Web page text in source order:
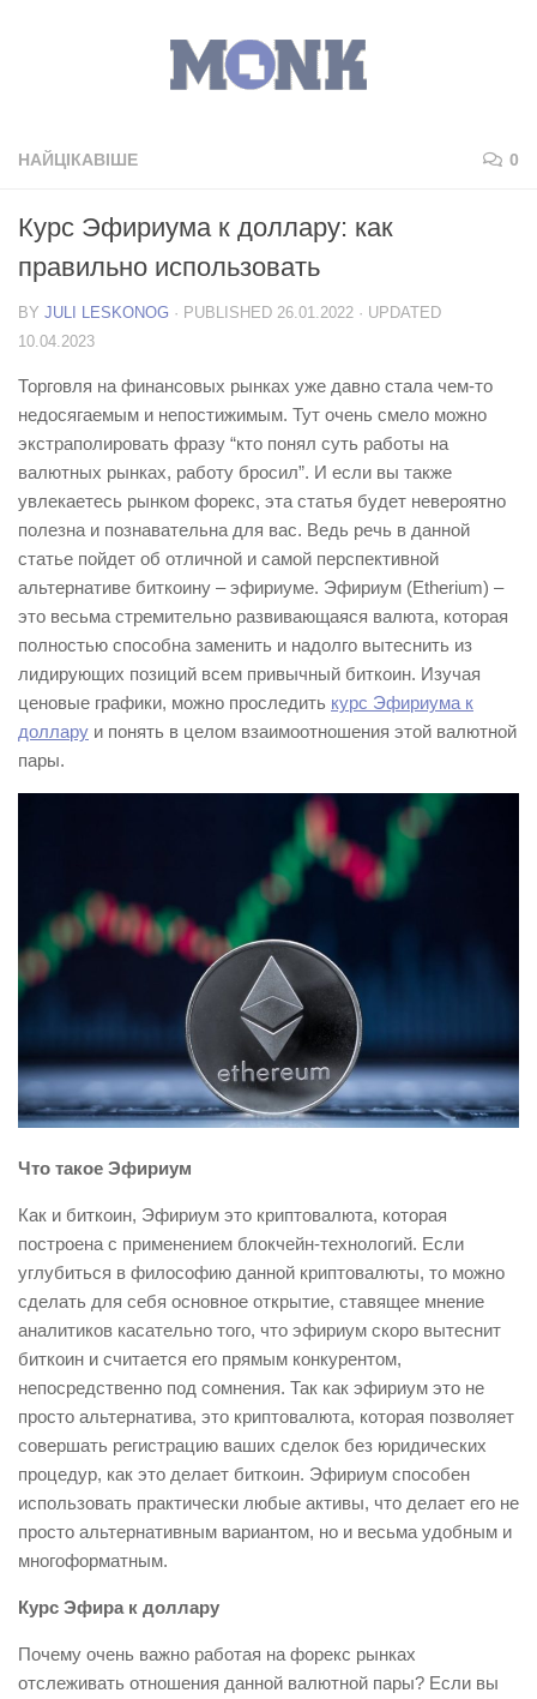
НАЙЦІКАВІШЕ 0
Курс Эфириума к доллару: как
правильно использовать
BY JULI LESKONOG · PUBLISHED 26.01.2022 · UPDATED
10.04.2023
Торговля на финансовых рынках уже давно стала чем-то
недосягаемым и непостижимым. Тут очень смело можно
экстраполировать фразу “кто понял суть работы на
валютных рынках, работу бросил”. И если вы также
увлекаетесь рынком форекс, эта статья будет невероятно
полезна и познавательна для вас. Ведь речь в данной
статье пойдет об отличной и самой перспективной
альтернативе биткоину – эфириуме. Эфириум (Etherium) –
это весьма стремительно развивающаяся валюта, которая
полностью способна заменить и надолго вытеснить из
лидирующих позиций всем привычный биткоин. Изучая
ценовые графики, можно проследить курс Эфириума к
доллару и понять в целом взаимоотношения этой валютной
пары.
Что такое Эфириум
Как и биткоин, Эфириум это криптовалюта, которая
построена с применением блокчейн-технологий. Если
углубиться в философию данной криптовалюты, то можно
сделать для себя основное открытие, ставящее мнение
аналитиков касательно того, что эфириум скоро вытеснит
биткоин и считается его прямым конкурентом,
непосредственно под сомнения. Так как эфириум это не
просто альтернатива, это криптовалюта, которая позволяет
совершать регистрацию ваших сделок без юридических
процедур, как это делает биткоин. Эфириум способен
использовать практически любые активы, что делает его не
просто альтернативным вариантом, но и весьма удобным и
многоформатным.
Курс Эфира к доллару
Почему очень важно работая на форекс рынках
отслеживать отношения данной валютной пары? Если вы